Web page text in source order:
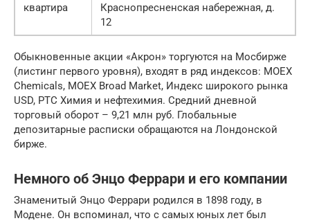
квартира
Краснопресненская набережная, д.
12
Обыкновенные акции «Акрон» торгуются на Мосбирже
(листинг первого уровня), входят в ряд индексов: MOEX
Chemicals, MOEX Broad Market, Индекс широкого рынка
USD, РТС Химия и нефтехимия. Средний дневной
торговый оборот – 9,21 млн руб. Глобальные
депозитарные расписки обращаются на Лондонской
бирже.
Немного об Энцо Феррари и его компании
Знаменитый Энцо Феррари родился в 1898 году, в
Модене. Он вспоминал, что с самых юных лет был